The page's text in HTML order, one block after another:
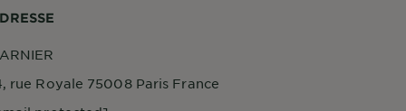
rue Royale 75008 Paris France